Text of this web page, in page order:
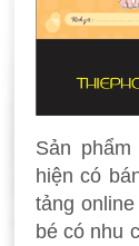
Sản
hiện có
tảng
bé có nhu